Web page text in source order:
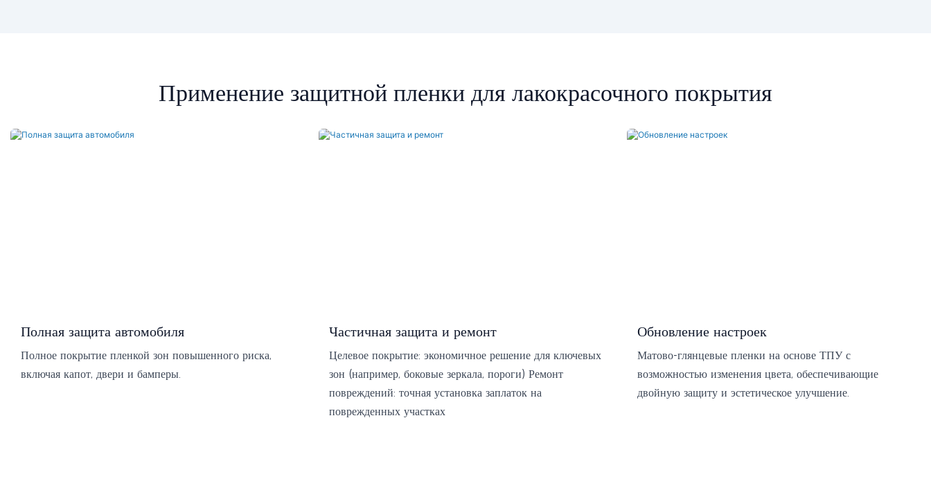
Применение защитной пленки для лакокрасочного покрытия
Полная защита автомобиля
Полное покрытие пленкой зон повышенного риска,
включая капот, двери и бамперы.
Частичная защита и ремонт
Целевое покрытие: экономичное решение для ключевых
зон (например, боковые зеркала, пороги) Ремонт
повреждений: точная установка заплаток на
поврежденных участках
Обновление настроек
Матово-глянцевые пленки на основе ТПУ с
возможностью изменения цвета, обеспечивающие
двойную защиту и эстетическое улучшение.